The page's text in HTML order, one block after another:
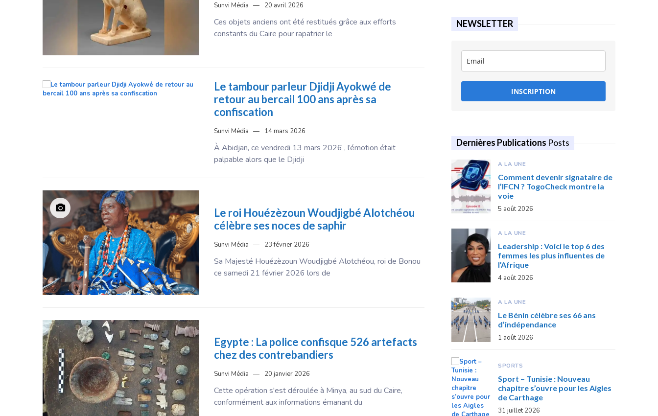
Sunvi Média 20 avril 2026
Ces objets anciens ont été restitués grâce aux efforts
constants du Caire pour rapatrier le
Le tambour parleur Djidji Ayokwé de
retour au bercail 100 ans après sa
confiscation
Sunvi Média 14 mars 2026
À Abidjan, ce vendredi 13 mars 2026 , l’émotion était
palpable alors que le Djidji
Le roi Houézèzoun Woudjigbé Alotchéou
célèbre ses noces de saphir
Sunvi Média 23 février 2026
Sa Majesté Houézèzoun Woudjigbé Alotchéou, roi de Bonou
ce samedi 21 février 2026 lors de
Egypte : La police confisque 526 artefacts
chez des contrebandiers
Sunvi Média 20 janvier 2026
Cette opération s'est déroulée à Minya, au sud du Caire,
conformément aux informations émanant du
NEWSLETTER
INSCRIPTION
Dernières Publications Posts
A LA UNE
Comment devenir signataire de
l’IFCN ? TogoCheck montre la
voie
5 août 2026
A LA UNE
Leadership : Voici le top 6 des
femmes les plus influentes de
l’Afrique
4 août 2026
A LA UNE
Le Bénin célèbre ses 66 ans
d’indépendance
1 août 2026
SPORTS
Sport – Tunisie : Nouveau
chapitre s’ouvre pour les Aigles
de Carthage
31 juillet 2026